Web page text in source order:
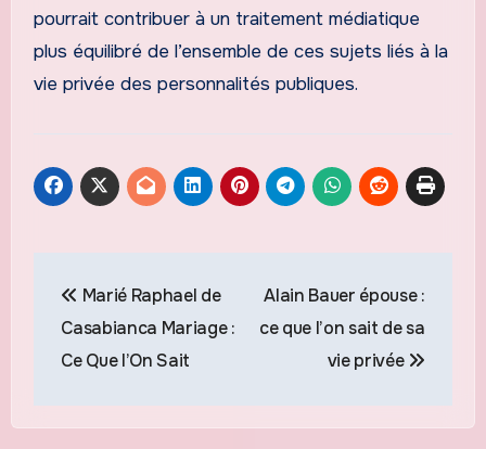
pourrait contribuer à un traitement médiatique
plus équilibré de l’ensemble de ces sujets liés à la
vie privée des personnalités publiques.
de
l’article
Marié Raphael de
Casabianca Mariage :
Ce Que l’On Sait
Alain Bauer épouse :
ce que l’on sait de sa
vie privée